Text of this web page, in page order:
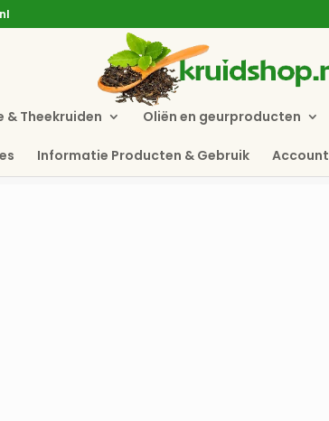
& Theekruiden Oliën en geurproducten
Informatie Producten & Gebruik Account